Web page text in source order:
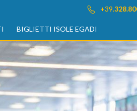
+39.
BIGLIETTI ISOLE EGADI